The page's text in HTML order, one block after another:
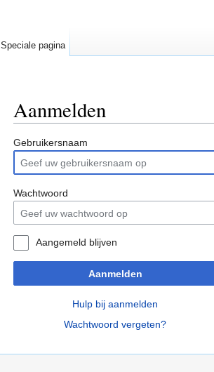
Aanmelden
Gebruikersnaam
Wachtwoord
Aangemeld blijven
Aanmelden
Hulp bij aanmelden
Wachtwoord vergeten?
Speciale pagina